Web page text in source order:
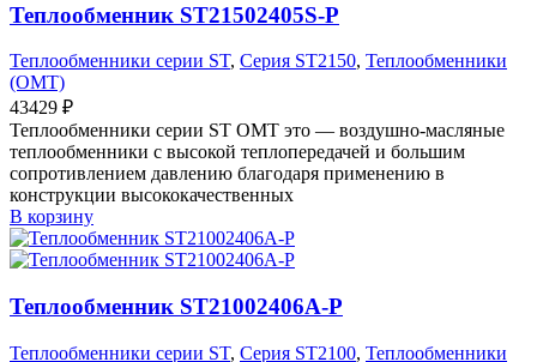
Теплообменник ST21502405S-P
Теплообменники серии ST, Серия ST2150, Теплообменники
(OMT)
43429 ₽
Теплообменники серии ST OMT это — воздушно-масляные
теплообменники с высокой теплопередачей и большим
сопротивлением давлению благодаря применению в
конструкции высококачественных
В корзину
Теплообменник ST21002406A-P
Теплообменники серии ST, Серия ST2100, Теплообменники